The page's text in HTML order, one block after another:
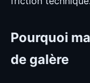
Pourquoi
de galère